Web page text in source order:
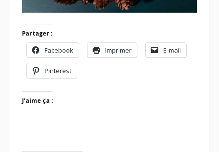
Partager :
Facebook Imprimer E-mail
Pinterest
J’aime ça :